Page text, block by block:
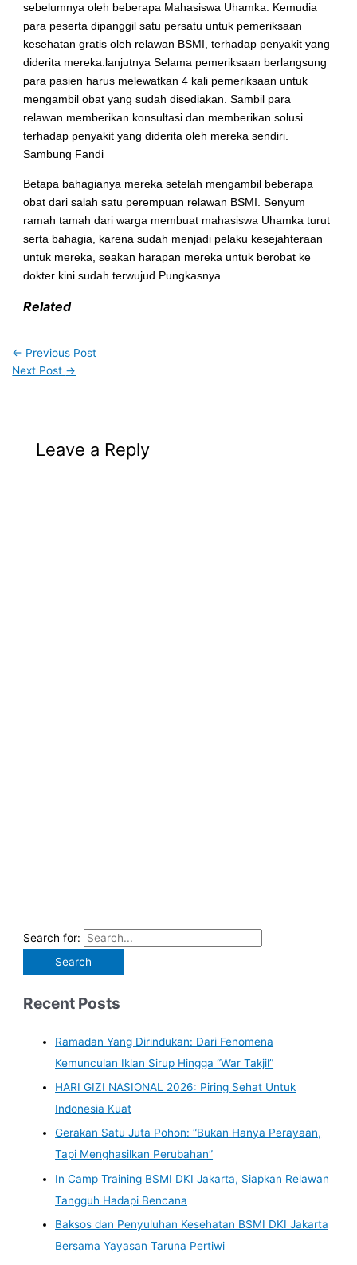
sebelumnya oleh beberapa Mahasiswa Uhamka. Kemudia
para peserta dipanggil satu persatu untuk pemeriksaan
kesehatan gratis oleh relawan BSMI, terhadap penyakit yang
diderita mereka.lanjutnya Selama pemeriksaan berlangsung
para pasien harus melewatkan 4 kali pemeriksaan untuk
mengambil obat yang sudah disediakan. Sambil para
relawan memberikan konsultasi dan memberikan solusi
terhadap penyakit yang diderita oleh mereka sendiri.
Sambung Fandi
Betapa bahagianya mereka setelah mengambil beberapa
obat dari salah satu perempuan relawan BSMI. Senyum
ramah tamah dari warga membuat mahasiswa Uhamka turut
serta bahagia, karena sudah menjadi pelaku kesejahteraan
untuk mereka, seakan harapan mereka untuk berobat ke
dokter kini sudah terwujud.Pungkasnya
Related
← Previous Post
Next Post →
Leave a Reply
Search for:
Recent Posts
Ramadan Yang Dirindukan: Dari Fenomena
Kemunculan Iklan Sirup Hingga “War Takjil”
HARI GIZI NASIONAL 2026: Piring Sehat Untuk
Indonesia Kuat
Gerakan Satu Juta Pohon: “Bukan Hanya Perayaan,
Tapi Menghasilkan Perubahan”
In Camp Training BSMI DKI Jakarta, Siapkan Relawan
Tangguh Hadapi Bencana
Baksos dan Penyuluhan Kesehatan BSMI DKI Jakarta
Bersama Yayasan Taruna Pertiwi